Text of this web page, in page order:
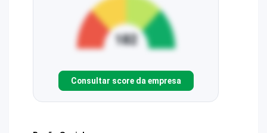
Consultar score da empresa